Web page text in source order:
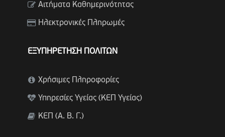
Αιτήματα Καθημερινότητας
Ηλεκτρονικές Πληρωμές
ΕΞΥΠΗΡΕΤΗΣΗ ΠΟΛΙΤΩΝ
Χρήσιμες Πληροφορίες
Υπηρεσίες Υγείας (ΚΕΠ Υγείας)
ΚΕΠ (Α. Β. Γ.)